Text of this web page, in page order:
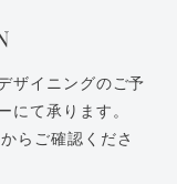
ザイニングのご予
にて承ります。
からご確認くださ